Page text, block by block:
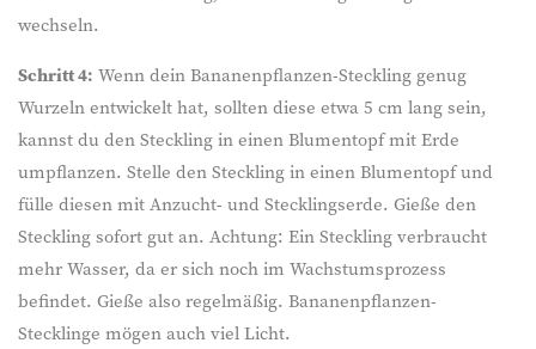
wechseln.
Schritt 4: Wenn dein Bananenpflanzen-Steckling genug
Wurzeln entwickelt hat, sollten diese etwa 5 cm lang sein,
kannst du den Steckling in einen Blumentopf mit Erde
umpflanzen. Stelle den Steckling in einen Blumentopf und
fülle diesen mit Anzucht- und Stecklingserde. Gieße den
Steckling sofort gut an. Achtung: Ein Steckling verbraucht
mehr Wasser, da er sich noch im Wachstumsprozess
befindet. Gieße also regelmäßig. Bananenpflanzen-
Stecklinge mögen auch viel Licht.